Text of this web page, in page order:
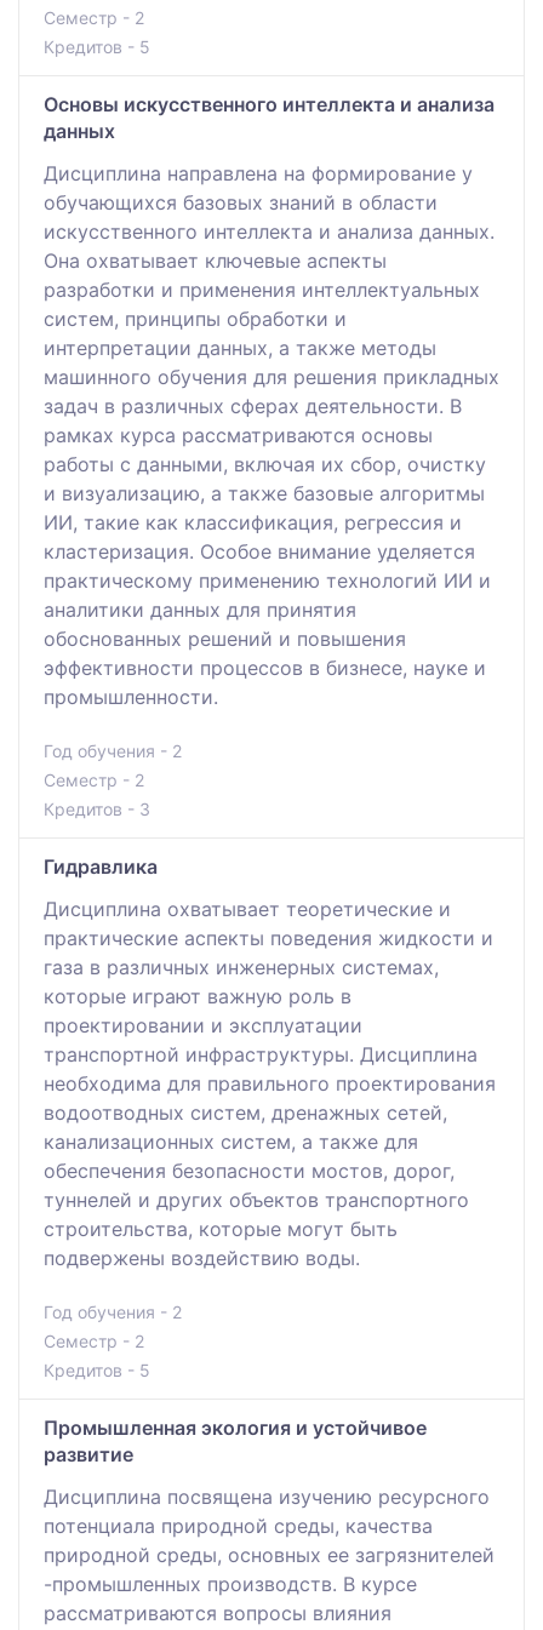
Семестр - 2
Кредитов - 5
Основы искусственного интеллекта и анализа
данных
Дисциплина направлена на формирование у
обучающихся базовых знаний в области
искусственного интеллекта и анализа данных.
Она охватывает ключевые аспекты
разработки и применения интеллектуальных
систем, принципы обработки и
интерпретации данных, а также методы
машинного обучения для решения прикладных
задач в различных сферах деятельности. В
рамках курса рассматриваются основы
работы с данными, включая их сбор, очистку
и визуализацию, а также базовые алгоритмы
ИИ, такие как классификация, регрессия и
кластеризация. Особое внимание уделяется
практическому применению технологий ИИ и
аналитики данных для принятия
обоснованных решений и повышения
эффективности процессов в бизнесе, науке и
промышленности.
Год обучения - 2
Семестр - 2
Кредитов - 3
Гидравлика
Дисциплина охватывает теоретические и
практические аспекты поведения жидкости и
газа в различных инженерных системах,
которые играют важную роль в
проектировании и эксплуатации
транспортной инфраструктуры. Дисциплина
необходима для правильного проектирования
водоотводных систем, дренажных сетей,
канализационных систем, а также для
обеспечения безопасности мостов, дорог,
туннелей и других объектов транспортного
строительства, которые могут быть
подвержены воздействию воды.
Год обучения - 2
Семестр - 2
Кредитов - 5
Промышленная экология и устойчивое
развитие
Дисциплина посвящена изучению ресурсного
потенциала природной среды, качества
природной среды, основных ее загрязнителей
-промышленных производств. В курсе
рассматриваются вопросы влияния